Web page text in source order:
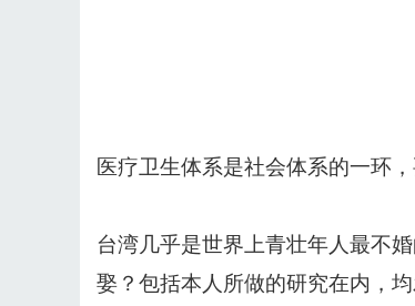
医疗卫生体系是社会体系的一环
台湾几乎是世界上青壮年人最不
娶？包括本人所做的研究在内，